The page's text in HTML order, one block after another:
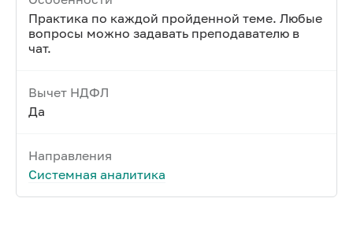
Практика по каждой пройденной теме. Любые
вопросы можно задавать преподавателю в
чат.
Вычет НДФЛ
Да
Направления
Системная аналитика